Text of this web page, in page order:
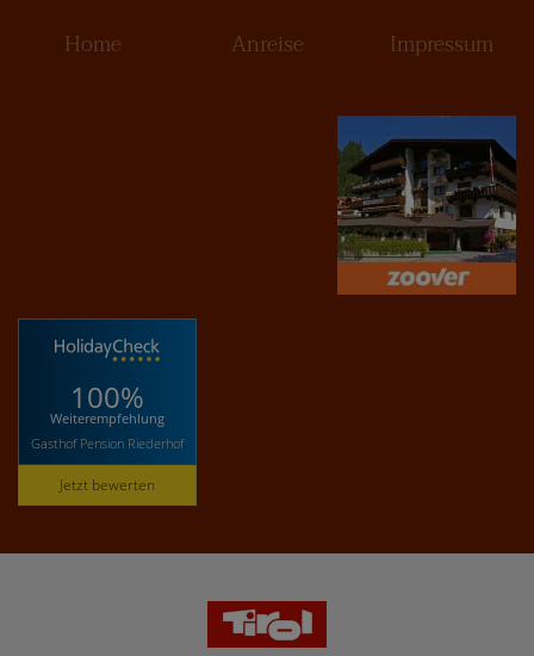
Home Anreise Impressum
100%
Weiterempfehlung
Gasthof Pension Riederhof
Jetzt bewerten